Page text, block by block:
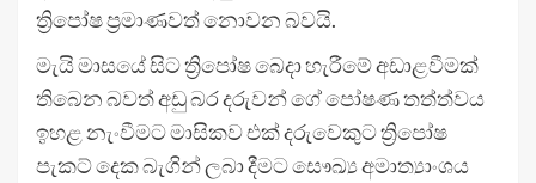
ත්‍රිපෝෂ ප්‍රමාණවත් නොවන බවයි.
මැයි මාසයේ සිට ත්‍රිපෝෂ බෙදා හැරීමේ අඩාළවීමක්
තිබෙන බවත් අඩු බර දරුවන් ගේ පෝෂණ තත්ත්වය
ඉහළ නැංවීමට මාසිකව එක් දරුවෙකුට ත්‍රිපෝෂ
පැකට් දෙක බැගින් ලබා දීමට සෞඛ්‍ය අමාත්‍යාංශය